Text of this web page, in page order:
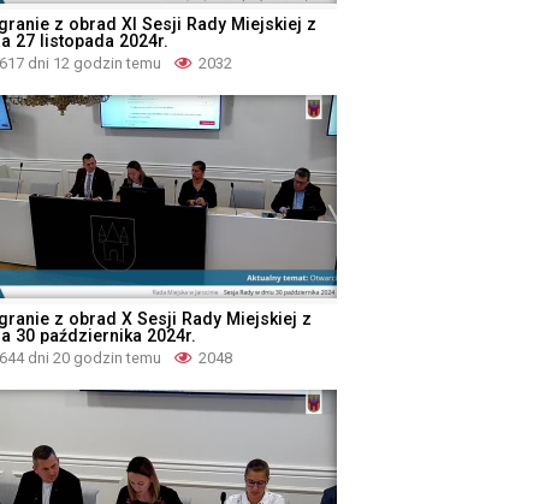
z obrad XI Sesji Rady Miejskiej z
27 listopada 2024r.
617 dni 12 godzin temu 2032
z obrad X Sesji Rady Miejskiej z
30 października 2024r.
644 dni 20 godzin temu 2048